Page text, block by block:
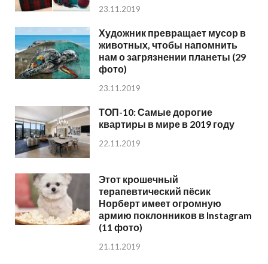
23.11.2019
Художник превращает мусор в
животных, чтобы напомнить
нам о загрязнении планеты (29
фото)
23.11.2019
ТОП-10: Самые дорогие
квартиры в мире в 2019 году
22.11.2019
Этот крошечный
терапевтический пёсик
Норберт имеет огромную
армию поклонников в Instagram
(11 фото)
21.11.2019